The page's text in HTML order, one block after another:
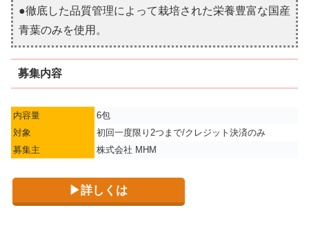
●徹底した品質管理によって栽培された栄養豊富な国産
青葉のみを使用。
募集内容
内容量
6包
対象
初回一度限り2つまで/クレジット決済のみ
募集主
株式会社 MHM
▶詳しくは